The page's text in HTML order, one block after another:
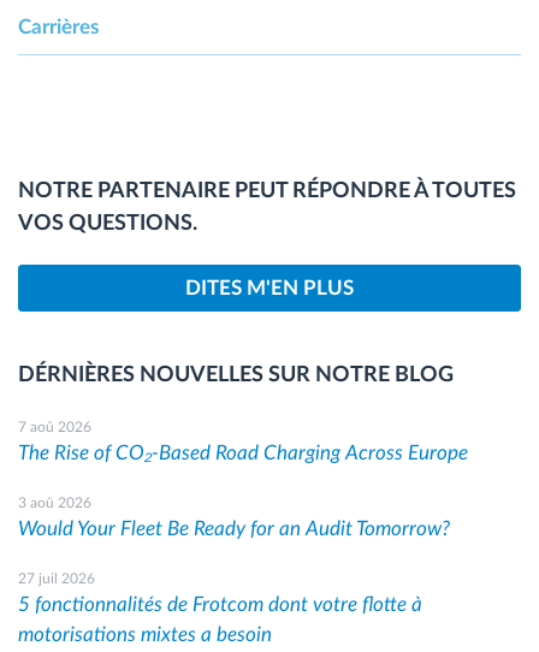
Carrières
NOTRE PARTENAIRE PEUT RÉPONDRE À TOUTES
VOS QUESTIONS.
DITES M'EN PLUS
DÉRNIÈRES NOUVELLES SUR NOTRE BLOG
7 aoû 2026
The Rise of CO₂-Based Road Charging Across Europe
3 aoû 2026
Would Your Fleet Be Ready for an Audit Tomorrow?
27 juil 2026
5 fonctionnalités de Frotcom dont votre flotte à
motorisations mixtes a besoin